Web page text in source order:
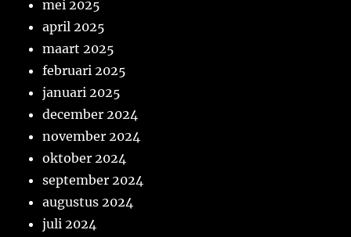
mei 2025
april 2025
maart 2025
februari 2025
januari 2025
december 2024
november 2024
oktober 2024
september 2024
augustus 2024
juli 2024